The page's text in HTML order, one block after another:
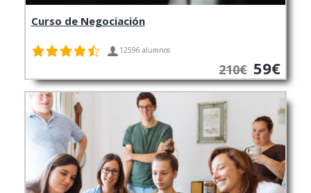
Curso de Negociación
12596 alumnos
210€ 59€